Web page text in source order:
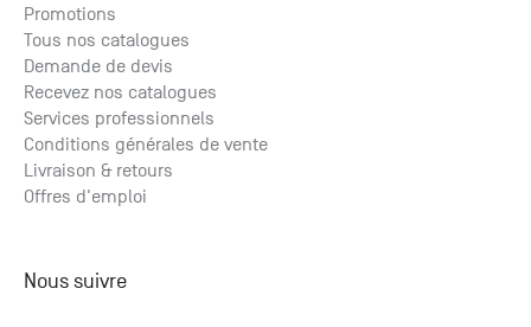
Promotions
Tous nos catalogues
Demande de devis
Recevez nos catalogues
Services professionnels
Conditions générales de vente
Livraison & retours
Offres d'emploi
Nous suivre